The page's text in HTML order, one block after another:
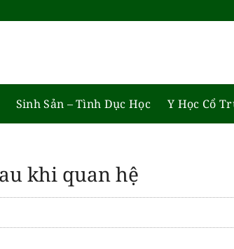
Sinh Sản – Tình Dục Học Y Học Cổ
khi quan hệ